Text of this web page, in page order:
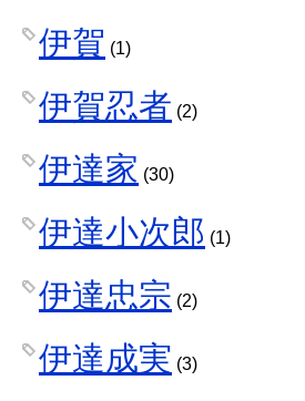
伊賀 (1)
伊賀忍者 (2)
伊達家 (30)
伊達小次郎 (1)
伊達忠宗 (2)
伊達成実 (3)